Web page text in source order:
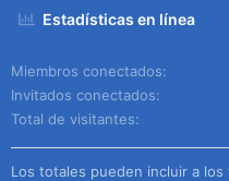
Estadísticas en línea
Miembros conectados
Invitados conectados
Total de visitantes
Los totales pueden incluir a